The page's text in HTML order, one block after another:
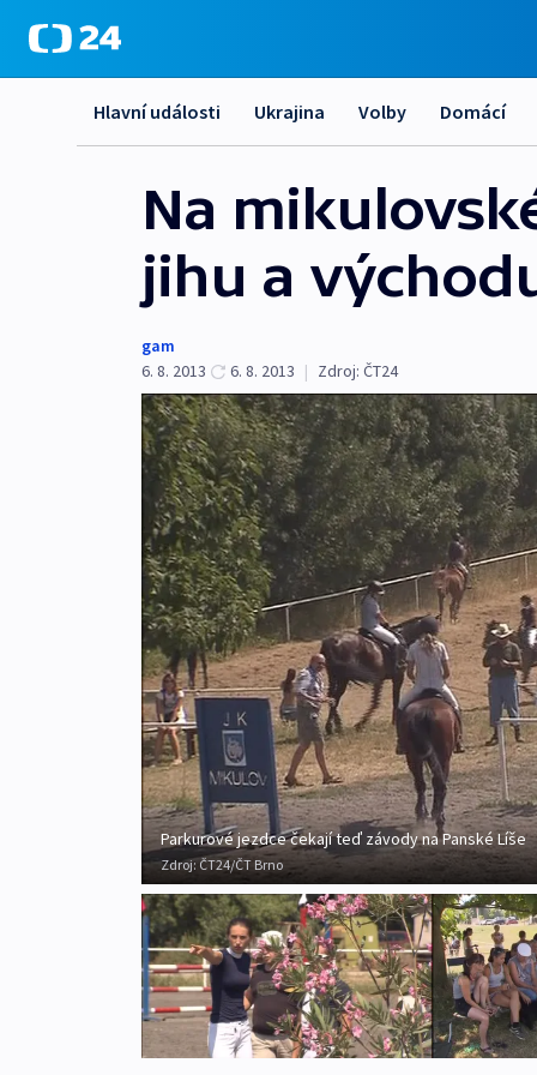
Hlavní události Ukrajina Volby Domácí
Na
jihu a
gam
6. 8. 2013
6. 8. 2013 | Zdroj: ČT24
Parkurové jezdce čekají teď závody na Panské Líše
Zdroj:ČT24/ČT Brno